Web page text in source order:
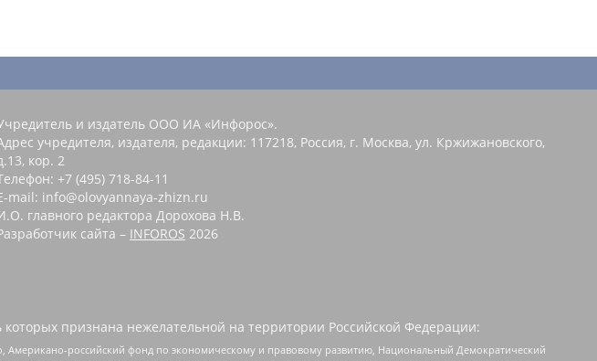
и издатель ООО ИА «Инфорос».
учредителя, издателя, редакции: 117218, Россия, г. Москва, ул. Кржижановского,
кор. 2
+7 (495) 718-84-11
mail: info@olovyannaya-zhizn.ru
главного редактора Дорохова Н.В.
сайта – INFOROS 2026
признана нежелательной на территории Российской Федерации:
российский фонд по экономическому и правовому развитию, Национальный Демократический